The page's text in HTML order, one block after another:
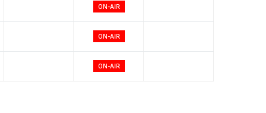
ON-AIR
ON-AIR
ON-AIR